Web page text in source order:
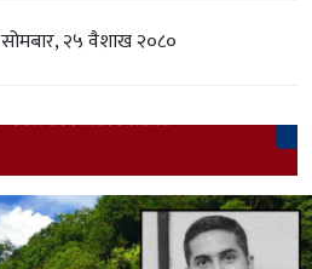
सोमबार, २५ वैशाख २०८०